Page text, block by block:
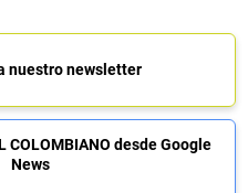
nuestro newsletter
COLOMBIANO desde Google
News